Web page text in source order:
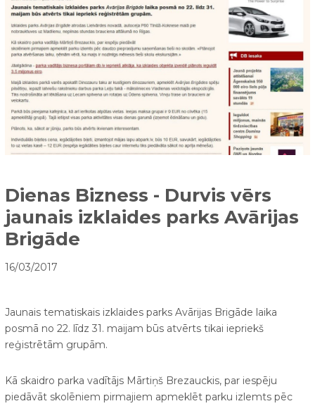
Dienas Bizness - Durvis vērs
jaunais izklaides parks Avārijas
Brigāde
16/03/2017
Jaunais tematiskais izklaides parks Avārijas Brigāde laika
posmā no 22. līdz 31. maijam būs atvērts tikai iepriekš
reģistrētām grupām.
Kā skaidro parka vadītājs Mārtiņš Brezauckis, par iespēju
piedāvāt skolēniem pirmajiem apmeklēt parku izlemts pēc